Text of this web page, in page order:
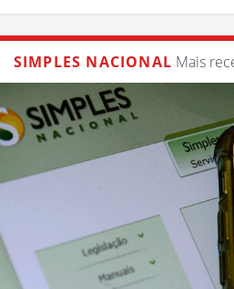
SIMPLES NACIONAL Mais